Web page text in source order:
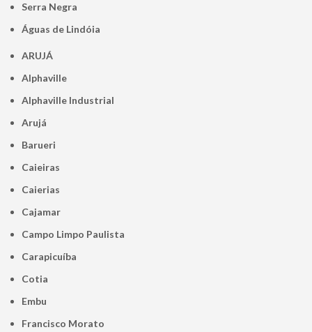
Serra Negra
Águas de Lindóia
ARUJÁ
Alphaville
Alphaville Industrial
Arujá
Barueri
Caieiras
Caierias
Cajamar
Campo Limpo Paulista
Carapicuíba
Cotia
Embu
Francisco Morato